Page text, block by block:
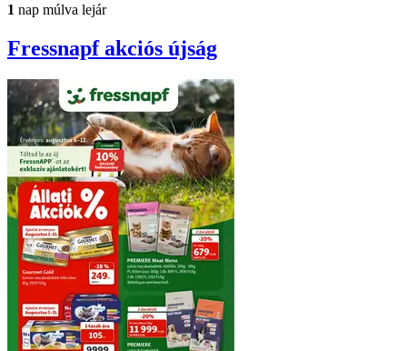
1 nap múlva lejár
Fressnapfakciós újság